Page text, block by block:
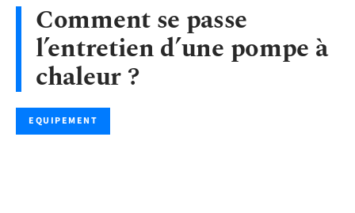
Comment se passe
l’entretien d’une pompe à
chaleur ?
EQUIPEMENT